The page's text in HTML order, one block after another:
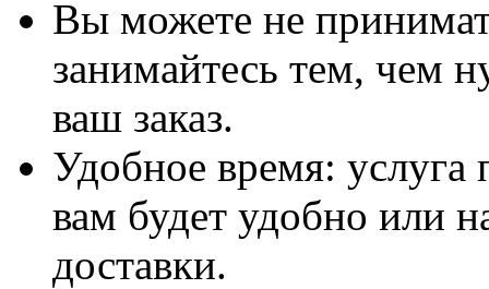
Вы можете не
занимайтесь тем, чем
ваш заказ.
Удобное время: услуга
вам будет удобно или
доставки.